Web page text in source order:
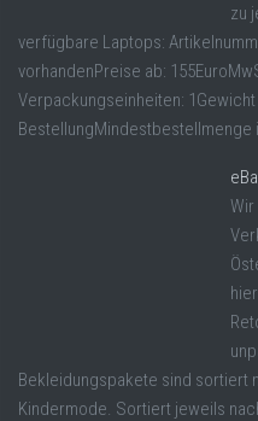
zu
verfügbare Laptops:
vorhandenPreise ab:
Verpackungseinheiten: 1Gewicht
BestellungMindestbestellmenge
Bekleidungspakete sind sortiert
Kindermode. Sortiert jeweils